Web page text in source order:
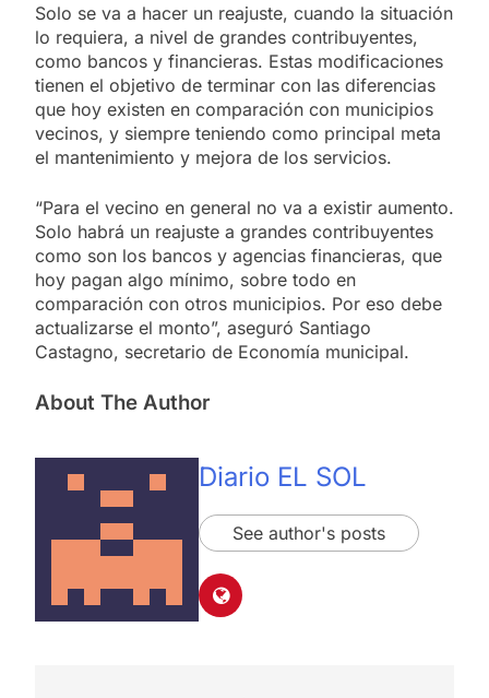
Solo se va a hacer un reajuste, cuando la situación
lo requiera, a nivel de grandes contribuyentes,
como bancos y financieras. Estas modificaciones
tienen el objetivo de terminar con las diferencias
que hoy existen en comparación con municipios
vecinos, y siempre teniendo como principal meta
el mantenimiento y mejora de los servicios.
“Para el vecino en general no va a existir aumento.
Solo habrá un reajuste a grandes contribuyentes
como son los bancos y agencias financieras, que
hoy pagan algo mínimo, sobre todo en
comparación con otros municipios. Por eso debe
actualizarse el monto”, aseguró Santiago
Castagno, secretario de Economía municipal.
About The Author
Diario EL SOL
See author's posts